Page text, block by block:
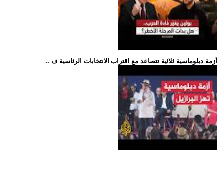
.. أزمة دبلوماسية ثلاثية تتصاعد مع اقتراب الانتخابات الرئاسية ف